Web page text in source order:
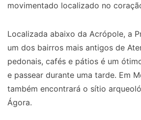
movimentado localizado no
Localizada abaixo da Acrópole, a
um dos bairros mais antigos de
pedonais, cafés e pátios é um
e passear durante uma tarde. Em
também encontrará o sítio
Ágora.